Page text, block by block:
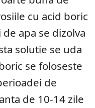
cu acid boric
apa se dizolva
solutie se uda
se foloseste
de
de 10-14 zile